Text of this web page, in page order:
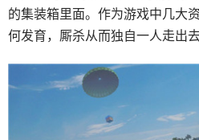
的集装箱里面。作为游戏中几大
何发育，厮杀从而独自一人走出去